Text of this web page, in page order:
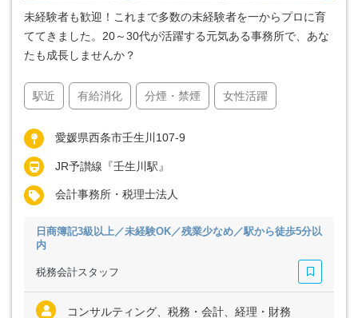
未経験者も歓迎！これまで多数の未経験者を一からプロに育
ててきました。20～30代が活躍する元気ある事務所で、あな
たも成長しませんか？
駅近 有給消化 分煙・禁煙 女性活躍
愛媛県西条市壬生川107-9
JR予讃線『壬生川駅』
会計事務所・税理士法人
日商簿記3級以上／未経験OK／残業少なめ／駅から徒歩5分以
内
税務会計スタッフ
コンサルティング、税務・会計、経理・財務